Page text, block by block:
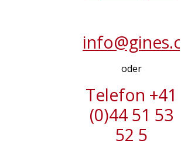
info@gines.ch
oder
Telefon +41
(0)44 51 53
52 5